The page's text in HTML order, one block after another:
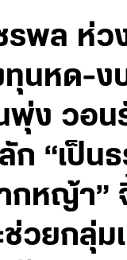
รพล ห่ว
ทุนหด-ง
ง วอน
ก “เป็น
กหญ้า”
ช่วยกลุ่ม